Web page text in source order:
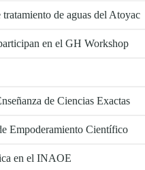
de aguas del Atoyac
en el GH Workshop
de Ciencias Exactas
Empoderamiento Científico
en el INAOE